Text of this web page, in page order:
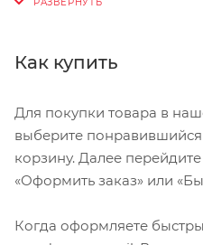
Включает уплотнительное
Как купить
Для покупки товара в
выберите понравившийся
корзину. Далее
«Оформить заказ» или
Когда оформляете